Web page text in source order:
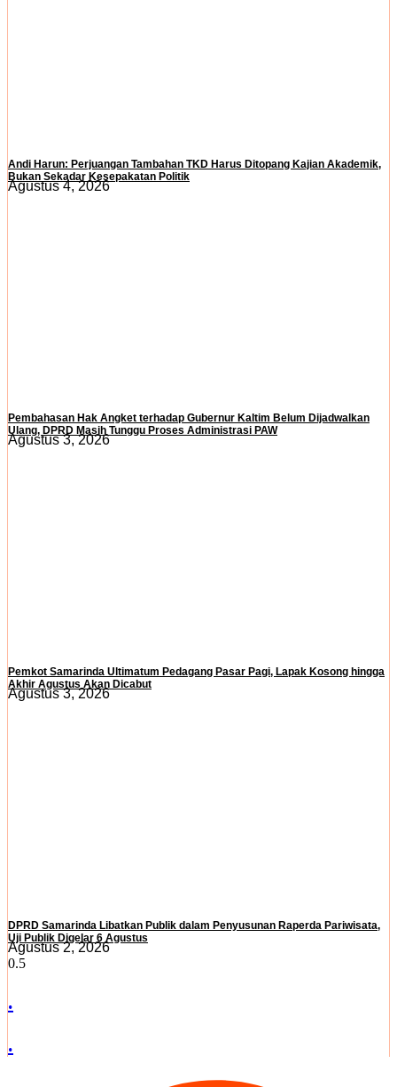
Andi Harun: Perjuangan Tambahan TKD Harus Ditopang Kajian Akademik,
Bukan Sekadar Kesepakatan Politik
Agustus 4, 2026
Pembahasan Hak Angket terhadap Gubernur Kaltim Belum Dijadwalkan
Ulang, DPRD Masih Tunggu Proses Administrasi PAW
Agustus 3, 2026
Pemkot Samarinda Ultimatum Pedagang Pasar Pagi, Lapak Kosong hingga
Akhir Agustus Akan Dicabut
Agustus 3, 2026
DPRD Samarinda Libatkan Publik dalam Penyusunan Raperda Pariwisata,
Uji Publik Digelar 6 Agustus
Agustus 2, 2026
.
.